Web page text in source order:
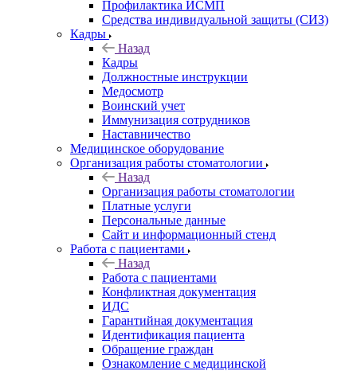
Профилактика ИСМП
Средства индивидуальной защиты (СИЗ)
Кадры
Назад
Кадры
Должностные инструкции
Медосмотр
Воинский учет
Иммунизация сотрудников
Наставничество
Медицинское оборудование
Организация работы стоматологии
Назад
Организация работы стоматологии
Платные услуги
Персональные данные
Сайт и информационный стенд
Работа с пациентами
Назад
Работа с пациентами
Конфликтная документация
ИДС
Гарантийная документация
Идентификация пациента
Обращение граждан
Ознакомление с медицинской